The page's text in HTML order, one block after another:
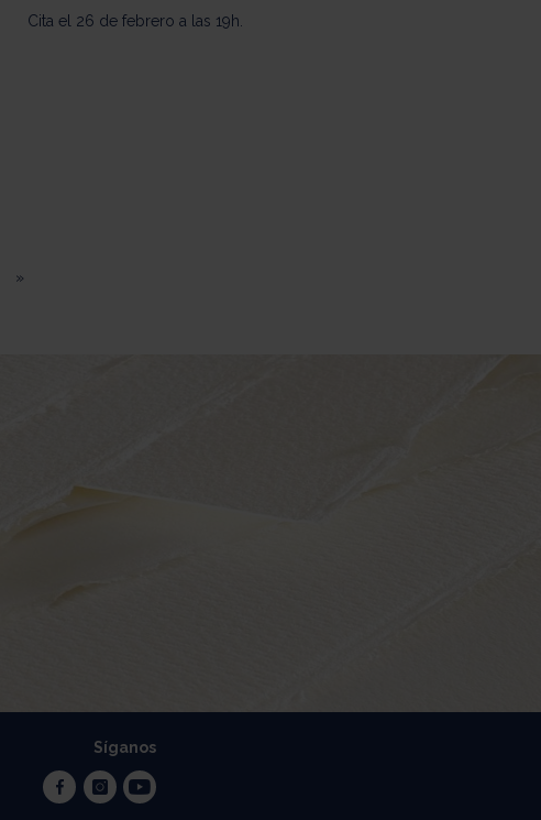
Cita el 26 de febrero a las 19h.
»
Síganos
facebookinstagram
youtube